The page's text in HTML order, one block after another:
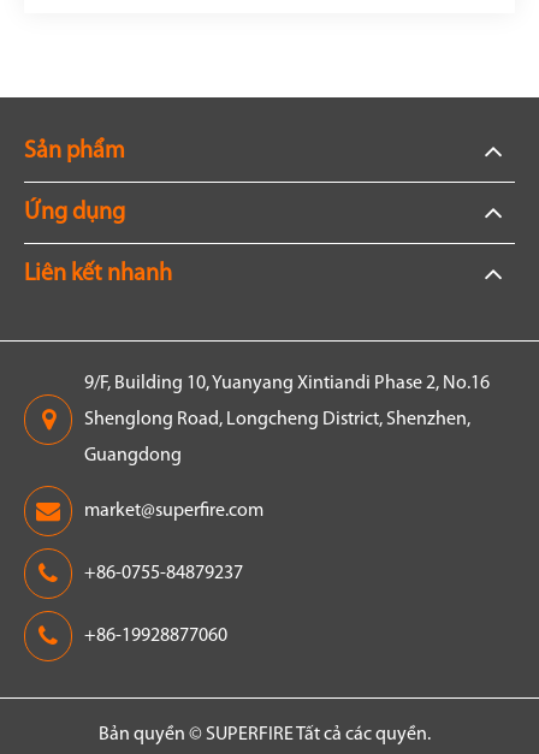
Sản phẩm
Ứng dụng
Liên kết nhanh
9/F, Building 10, Yuanyang Xintiandi Phase 2, No.16
Shenglong Road, Longcheng District, Shenzhen,
Guangdong
market@superfire.com
+86-0755-84879237
+86-19928877060
Bản quyền © SUPERFIRETất cả các quyền.